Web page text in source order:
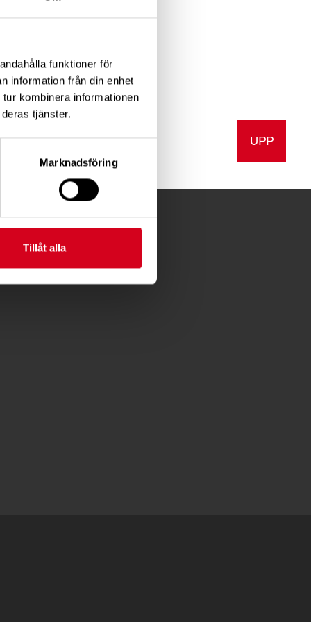
funktioner för
information från din enhet
kombinera informationen
tjänster.
Marknadsföring
Tillåt alla
och
Skriv ut UPP